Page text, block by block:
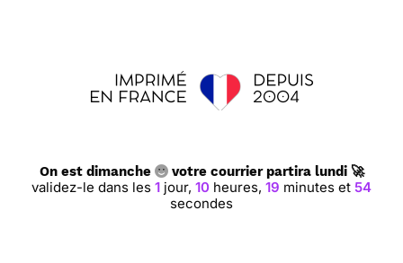
On est dimanche votre courrier partira lundi 🚀
validez-le dans les 1 jour, 10 heures, 19 minutes et 53
secondes